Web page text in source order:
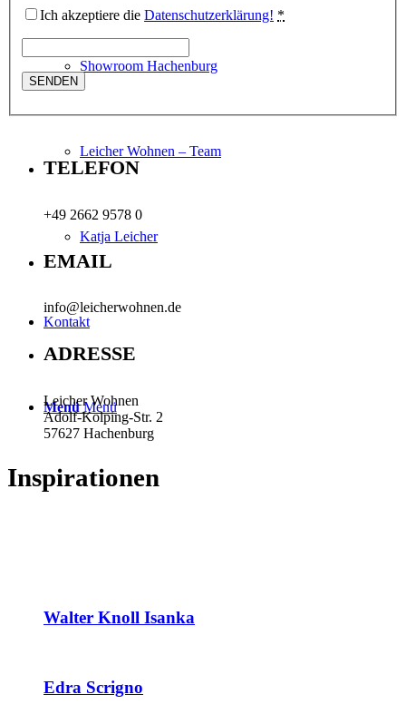
Showroom Hachenburg
Leicher Wohnen – Team
Katja Leicher
Kontakt
Menü Menü
Ich akzeptiere die Datenschutzerklärung! *
TELEFON
+49 2662 9578 0
EMAIL
info@leicherwohnen.de
ADRESSE
Leicher Wohnen
Adolf-Kolping-Str. 2
57627 Hachenburg
Inspirationen
Walter Knoll Isanka
Edra Scrigno